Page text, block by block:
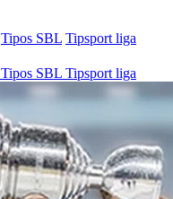
Tipos SBL Tipsport liga
Tipos SBL Tipsport liga